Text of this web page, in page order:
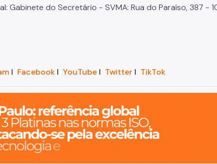
Gabinete do Secretário - SVMA: Rua do Paraíso, 387 -
I FacebookI YouTubeI TwitterI TikTok
sustentável